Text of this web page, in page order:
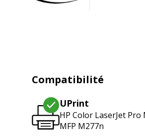
Compatibilité
UPrint
HP Color LaserJet Pro
MFP M277n